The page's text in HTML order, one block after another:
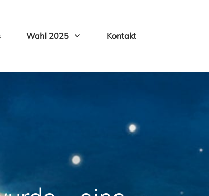
Wahl 2025 Kontakt